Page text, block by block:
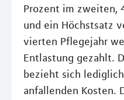
Prozent im zweiten,
und ein Höchstsatz
vierten Pflegejahr
Entlastung gezahlt.
bezieht sich
anfallenden Kosten.